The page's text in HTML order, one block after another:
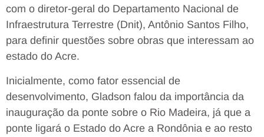
com o diretor-geral do Departamento Nacional de
Infraestrutura Terrestre (Dnit), Antônio Santos Filho,
para definir questões sobre obras que interessam ao
estado do Acre.
Inicialmente, como fator essencial de
desenvolvimento, Gladson falou da importância da
inauguração da ponte sobre o Rio Madeira, já que a
ponte ligará o Estado do Acre a Rondônia e ao resto